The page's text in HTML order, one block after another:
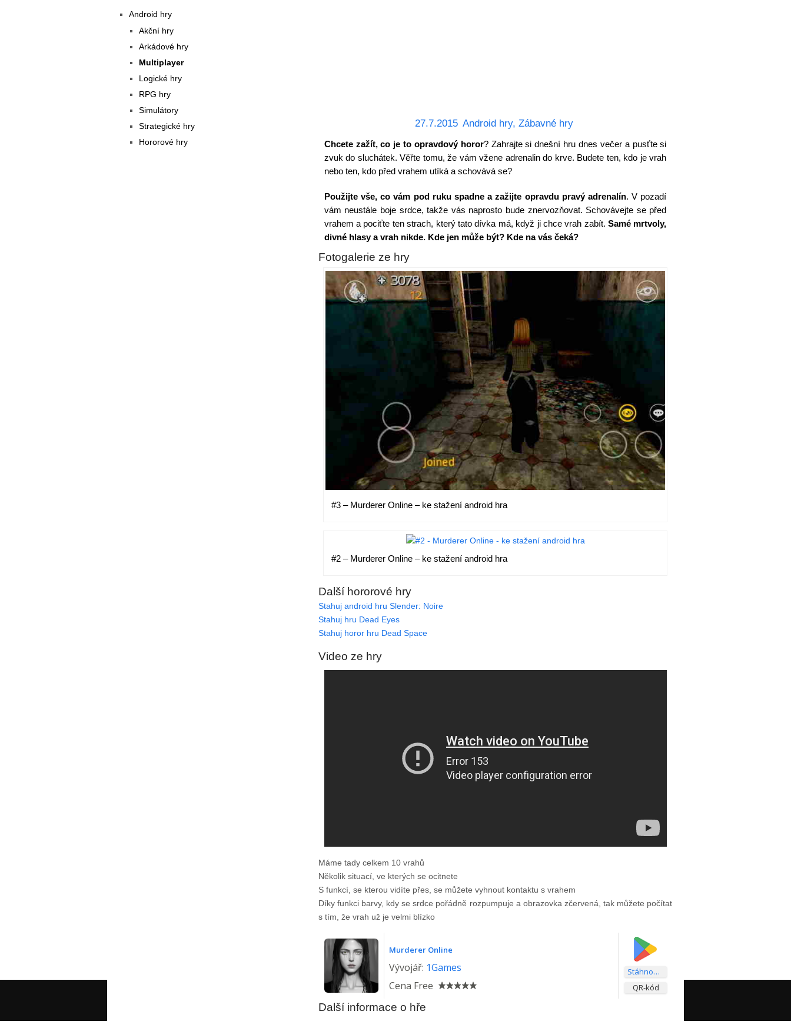
27.7.2015 Android hry, Zábavné hry
Chcete zažít, co je to opravdový horor? Zahrajte si dnešní hru dnes večer a pusťte si
zvuk do sluchátek. Věřte tomu, že vám vžene adrenalin do krve. Budete ten, kdo je vrah
nebo ten, kdo před vrahem utíká a schovává se?
Použijte vše, co vám pod ruku spadne a zažijte opravdu pravý adrenalín. V pozadí
vám neustále boje srdce, takže vás naprosto bude znervozňovat. Schovávejte se před
vrahem a pociťte ten strach, který tato dívka má, když ji chce vrah zabít.Samé mrtvoly,
divné hlasy a vrah nikde. Kde jen může být? Kde na vás čeká?
Fotogalerie ze hry
#3 – Murderer Online – ke stažení android hra
#2 – Murderer Online – ke stažení android hra
Další hororové hry
Stahuj android hru Slender: Noire
Stahuj hru Dead Eyes
Stahuj horor hru Dead Space
Video ze hry
Máme tady celkem 10 vrahů
Několik situací, ve kterých se ocitnete
S funkcí, se kterou vidíte přes, se můžete vyhnout kontaktu s vrahem
Díky funkci barvy, kdy se srdce pořádně rozpumpuje a obrazovka zčervená, tak můžete počítat
s tím, že vrah už je velmi blízko
Stáhnout aplikaci
QR-kód
Murderer Online
Vývojář: 1Games
Cena Free
Další informace o hře
Android hry
Akční hry
Arkádové hry
Multiplayer
Logické hry
RPG hry
Simulátory
Strategické hry
Hororové hry